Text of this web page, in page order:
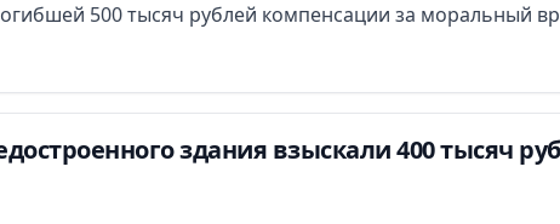
500 тысяч рублей компенсации за моральный
здания взыскали 400 тысяч